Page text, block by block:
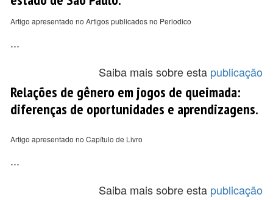
Artigo apresentado no Artigos publicados no Periodico
...
Saiba mais sobre esta publicação
Relações de gênero em jogos de queimada:
diferenças de oportunidades e aprendizagens.
Artigo apresentado no Capítulo de Livro
...
Saiba mais sobre esta publicação